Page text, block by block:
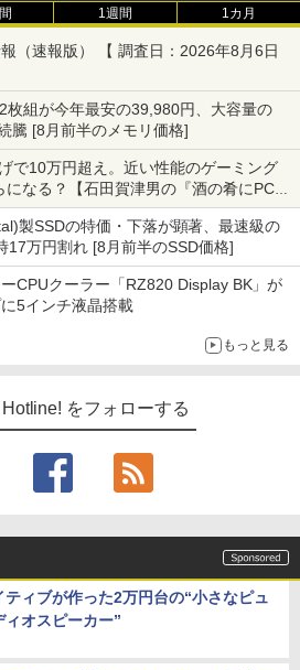
1週間 1カ月
（速報版） 【 調査日：2026年8月6日
枚組が今年最安の39,980円、大容量の
騰 [8月前半のメモリ価格]
で10万円超え。近い性能のゲーミング
なる？【石田賀津男の『酒の肴にPCゲ
製SSDの特価・下落が顕著、最速級の
17万円割れ [8月前半のSSD価格]
CPUクーラー「RZ820 Display BK」が
5インチ液晶搭載
もっと見る
をフォローする
ティブが作った2万円台の“小さなピュ
ィオスピーカー”